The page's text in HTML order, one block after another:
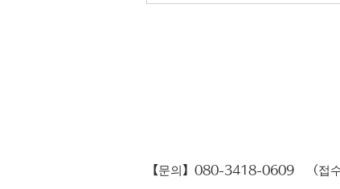
【​문의】080-3418-0609 （접